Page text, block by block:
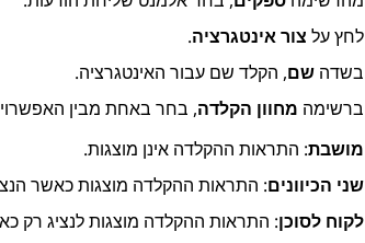
לחץ על צור אינטגרציה.
בשדה שם, הקלד שם עבור האינטגרציה.
ברשימה מחוון הקלדה, בחר באחת מבין
מושבת: התראות ההקלדה אינן מוצגות.
שני הכיוונים: התראות ההקלדה מוצגות כאשר
לקוח לסוכן: התראות ההקלדה מוצגות לנציג רק